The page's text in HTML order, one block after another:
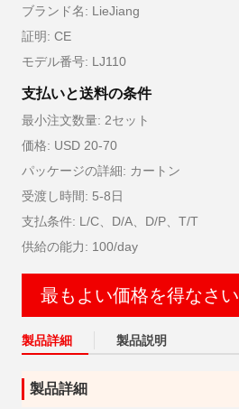
ブランド名: LieJiang
証明: CE
モデル番号: LJ110
支払いと送料の条件
最小注文数量: 2セット
価格: USD 20-70
パッケージの詳細: カートン
受渡し時間: 5-8日
支払条件: L/C、D/A、D/P、T/T
供給の能力: 100/day
最もよい価格を得なさい
製品詳細 製品説明
製品詳細